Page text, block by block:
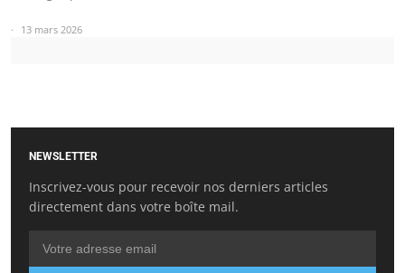
13 mars 2026
NEWSLETTER
Inscrivez-vous pour recevoir nos derniers articles
directement dans votre boîte mail.